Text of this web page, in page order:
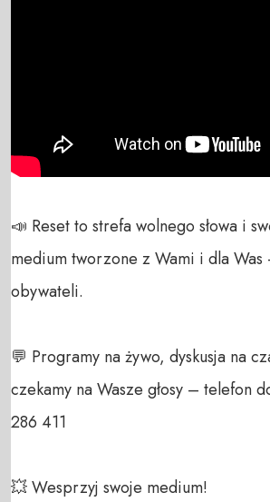
📣 Reset to strefa wolnego słowa i
medium tworzone z Wami i dla
obywateli.
💬 Programy na żywo, dyskusja na
czekamy na Wasze głosy – telefon
286 411
💥 Wesprzyj swoje medium!